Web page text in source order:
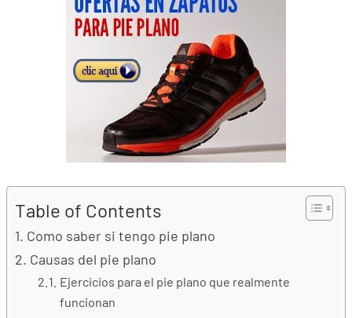
Table of Contents
Como saber si tengo pie plano
Causas del pie plano
Ejercicios para el pie plano que realmente
funcionan